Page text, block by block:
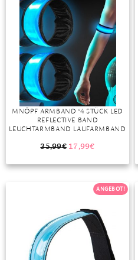
TANSANIT
ZIRKON
MNÖPF ARMBAND “4 STÜCK LED
REFLECTIVE BAND
LEUCHTARMBAND LAUFARMBAND
LEUCHTBÄNDER REFLEKTORBAND
35,99€ 17,99€
ANGEBOT!